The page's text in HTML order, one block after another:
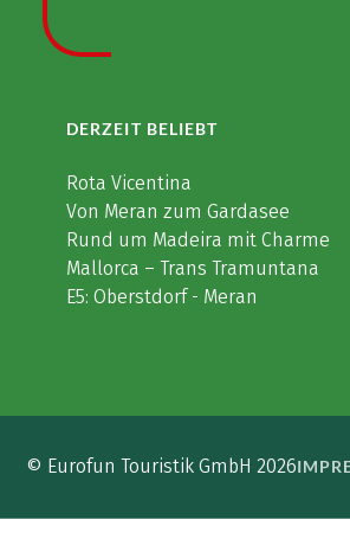
DERZEIT BELIEBT
Rota Vicentina
Von Meran zum Gardasee
Rund um Madeira mit Charme
Mallorca – Trans Tramuntana
E5: Oberstdorf - Meran
© Eurofun Touristik GmbH 2026